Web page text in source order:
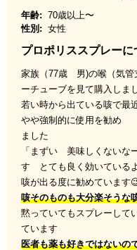
年齢: 70歳以上〜
性別: 女性
プロポリススプレーに
家族（77歳 男)の喉（気
ーチューブを見て購入しま
若い時から出ている咳で最
やや強制的に使用を勧め
ました
「まずい 美味しくないな
す とても良く効いている
咳が出る度に勧めています
咳そのものも大分楽そうな
黙っていてもスプレーして
ています
医者も薬も好きではないの